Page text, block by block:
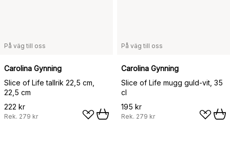
På väg till oss
Carolina Gynning
Slice of Life tallrik 22,5 cm,
22,5 cm
222 kr
Rek. 279 kr
På väg till oss
Carolina Gynning
Slice of Life mugg guld-vit, 35
cl
195 kr
Rek. 279 kr